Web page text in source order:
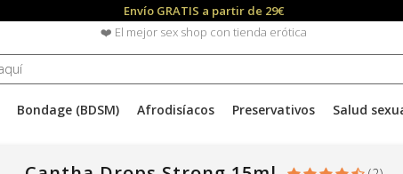
Envío GRATIS a partir de 29€
❤️ El mejor sex shop con tienda erótica
Bondage (BDSM) Afrodisíacos Preservativos Salud